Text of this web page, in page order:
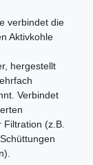
verbindet die
Aktivkohle
hergestellt
Verbindet
Filtration (z.B.